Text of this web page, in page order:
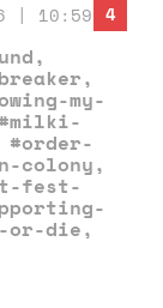
| 10:59
,
,
my-
#milki-
#order-
colony,
fest-
or-die,
4